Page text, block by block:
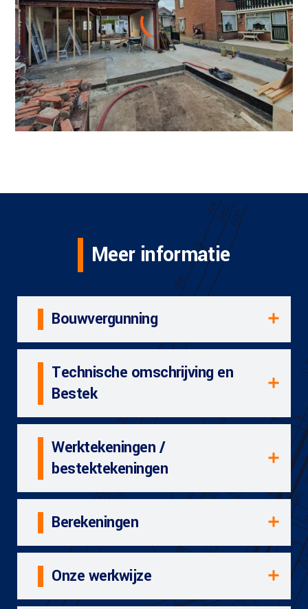
Meer informatie
Bouwvergunning
Technische omschrijving en
Bestek
Werktekeningen /
bestektekeningen
Berekeningen
Onze werkwijze